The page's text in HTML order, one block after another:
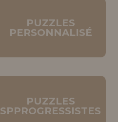
PUZZLES
PERSONNALISÉ
PUZZLES
SPPROGRESSISTES